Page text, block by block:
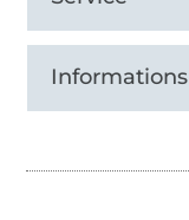
Informations